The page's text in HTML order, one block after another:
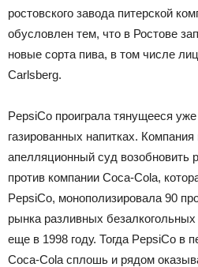
ростовского завода питерской
обусловлен тем, что в Ростове
новые сорта пива, в том числе
Carlsberg.
PepsiCo проиграла тянущееся
газированных напитках.
апелляционный суд возобновить
против компании Coca-Cola,
PepsiCo, монополизировала 90
рынка разливных
еще в 1998 году. Тогда PepsiCo в
Coca-Cola сплошь и рядом